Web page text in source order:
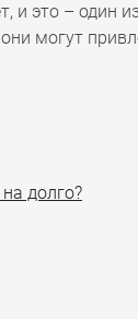
и это – один
могут
долго?